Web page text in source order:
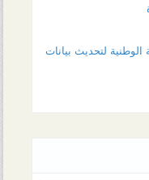
لتحديث بيانات